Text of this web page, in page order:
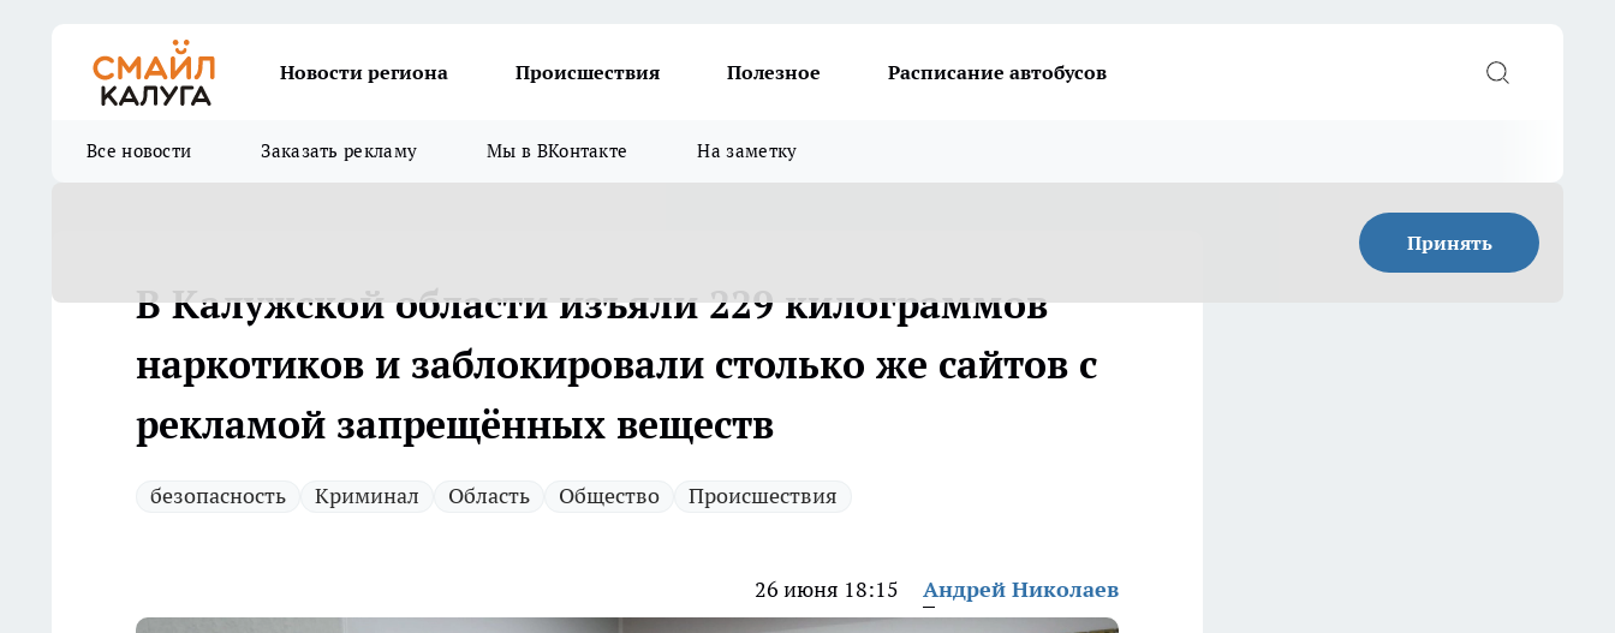
Новости региона Происшествия Полезное Расписание автобусов
Все новости Заказать рекламу Мы в ВКонтакте На заметку
Принять
В Калужской области изъяли 229 килограммов
наркотиков и заблокировали столько же сайтов с
рекламой запрещённых веществ
безопасность Криминал Область Общество Происшествия
26 июня 18:15 Андрей Николаев